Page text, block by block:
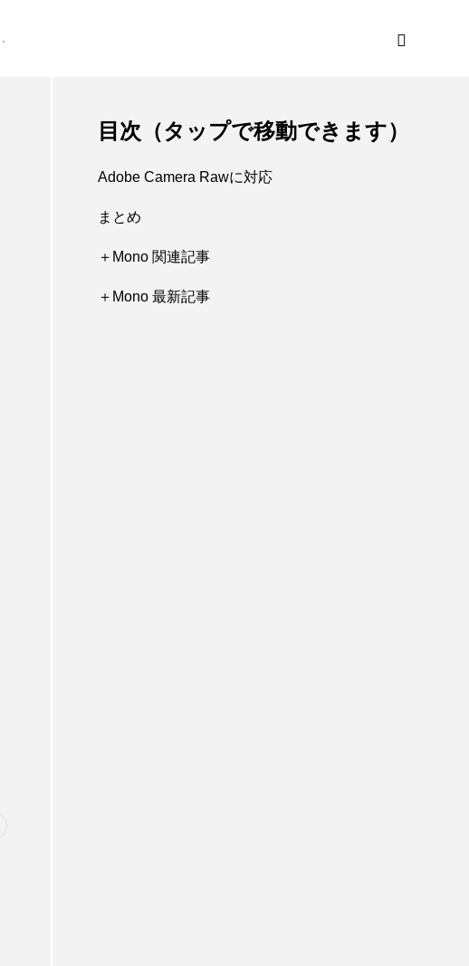
目次（タップで移動できます）
Adobe Camera Rawに対応
まとめ
＋Mono 関連記事
＋Mono 最新記事